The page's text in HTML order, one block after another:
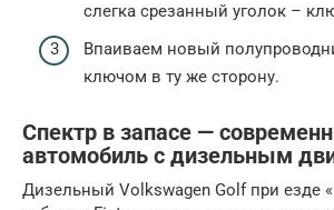
слегка срезанный уголок –
Впаиваем новый
ключом в ту же сторону.
Спектр в запасе —
автомобиль с дизельным
Дизельный Volkswagen Golf при езде